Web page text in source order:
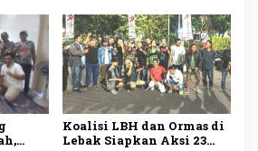
Lima Tuntutan
Koalisi LBH dan Ormas di
Lebak Siapkan Aksi 23